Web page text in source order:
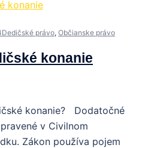
Dedičské právo, Občianske právo
konanie
konanie? Dodatočné
v Civilnom
Zákon používa pojem